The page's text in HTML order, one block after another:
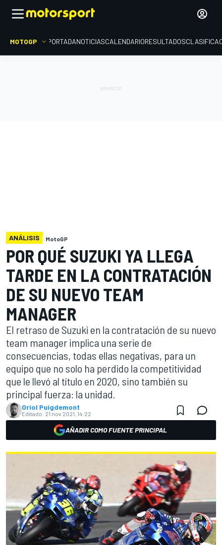
MOTOGP PORTADANOTICIASCALENDARIORESULTADOS
ANÁLISIS MotoGP
POR QUÉ SUZUKI YA LLEGA
TARDE EN LA CONTRATACIÓN
DE SU NUEVO TEAM
MANAGER
El retraso de Suzuki en la contratación de su nuevo
team manager implica una serie de
consecuencias, todas ellas negativas, para un
equipo que no solo ha perdido la competitividad
que le llevó al título en 2020, sino también su
principal fuerza: la unidad.
Oriol Puigdemont
Editado: 21 nov 2021, 14:22
AÑADIR COMO FUENTE PRINCIPAL